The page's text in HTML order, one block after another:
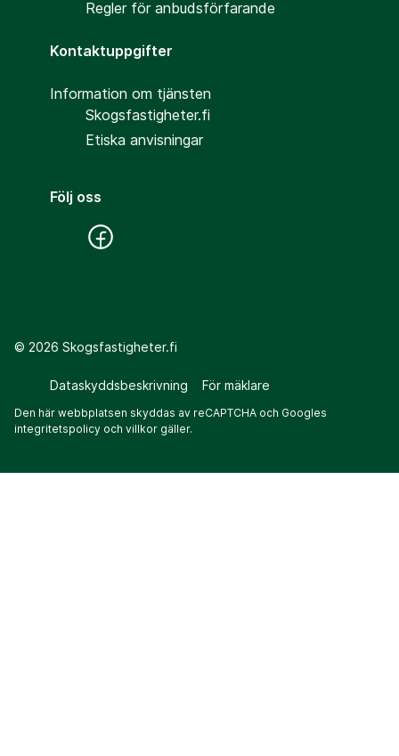
Regler för anbudsförfarande
Kontaktuppgifter
Information om tjänsten
Skogsfastigheter.fi
Etiska anvisningar
Följ oss
© 2026 Skogsfastigheter.fi
Dataskyddsbeskrivning För mäklare
Den här webbplatsen skyddas av reCAPTCHA och Googles
integritetspolicy och villkor gäller.